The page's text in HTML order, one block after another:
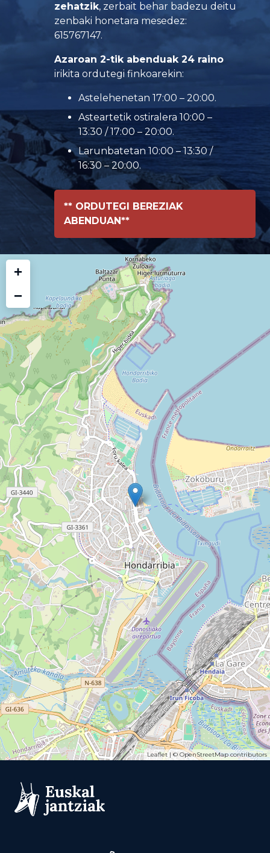
zehatzik, zerbait behar badezu deitu
zenbaki honetara mesedez:
615767147.
Azaroan 2-tik abenduak 24 raino
irikita ordutegi finkoarekin:
Astelehenetan 17:00 – 20:00.
Asteartetik ostiralera 10:00 –
13:30 / 17:00 – 20:00.
Larunbatetan 10:00 – 13:30 /
16:30 – 20:00.
** ORDUTEGI BEREZIAK
ABENDUAN**
+
−
Leaflet| © OpenStreetMapcontributors